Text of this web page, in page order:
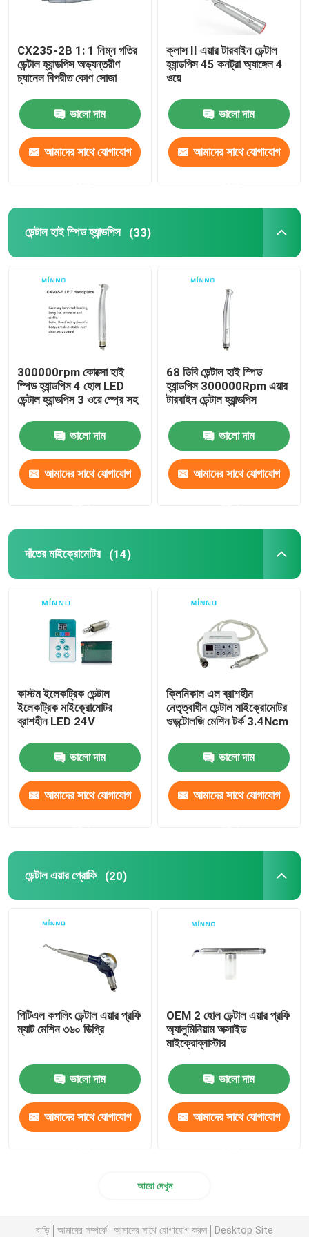
CX235-2B 1: 1 নিম্ন গতির
ডেন্টাল হ্যান্ডপিস অভ্যন্তরীণ
চ্যানেল বিপরীত কোণ সোজা
ভালো দাম
আমাদের সাথে যোগাযোগ
ক্লাস II এয়ার টারবাইন ডেন্টাল
হ্যান্ডপিস 45 কনট্রা অ্যাঙ্গেল 4
ওয়ে
ভালো দাম
আমাদের সাথে যোগাযোগ
ডেন্টাল হাই স্পিড হ্যান্ডপিস (33)
300000rpm কোক্সো হাই
স্পিড হ্যান্ডপিস 4 হোল LED
ডেন্টাল হ্যান্ডপিস 3 ওয়ে স্প্রে সহ
ভালো দাম
আমাদের সাথে যোগাযোগ
68 ডিবি ডেন্টাল হাই স্পিড
হ্যান্ডপিস 300000Rpm এয়ার
টারবাইন ডেন্টাল হ্যান্ডপিস
ভালো দাম
আমাদের সাথে যোগাযোগ
দাঁতের মাইক্রোমোটর (14)
কাস্টম ইলেকট্রিক ডেন্টাল
ইলেকট্রিক মাইক্রোমোটর
ব্রাশহীন LED 24V
ভালো দাম
আমাদের সাথে যোগাযোগ
ক্লিনিকাল এল ব্রাশহীন
নেতৃত্বাধীন ডেন্টাল মাইক্রোমোটর
ওডন্টোলজি মেশিন টর্ক 3.4Ncm
ভালো দাম
আমাদের সাথে যোগাযোগ
ডেন্টাল এয়ার প্রোফি (20)
পিটিএল কপলিং ডেন্টাল এয়ার প্রফি
ম্যাট মেশিন ৩৬০ ডিগ্রি
ভালো দাম
আমাদের সাথে যোগাযোগ
OEM 2 হোল ডেন্টাল এয়ার প্রফি
অ্যালুমিনিয়াম অক্সাইড
মাইক্রোব্লাস্টার
ভালো দাম
আমাদের সাথে যোগাযোগ
আরো দেখুন
বাড়ি আমাদের সম্পর্কে আমাদের সাথে যোগাযোগ করুন Desktop Site